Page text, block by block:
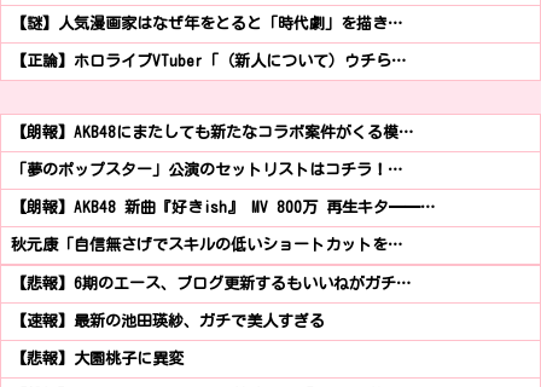
【謎】人気漫画家はなぜ年をとると「時代劇」を描き…
【正論】ホロライブVTuber「（新人について）ウチら…
【朗報】AKB48にまたしても新たなコラボ案件がくる模…
「夢のポップスター」公演のセットリストはコチラ！…
【朗報】AKB48 新曲『好きish』 MV 800万 再生キタ━━…
秋元康「自信無さげでスキルの低いショートカットを…
【悲報】6期のエース、ブログ更新するもいいねがガチ…
【速報】最新の池田瑛紗、ガチで美人すぎる
【悲報】大園桃子に異変